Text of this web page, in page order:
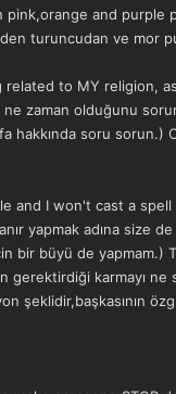
and purple
turuncudan ve mor
to MY religion,
ne zaman olduğunu
hakkında soru sorun.)
and I won't cast a
yapmak adına
bir büyü de
gerektirdiği karmayı
şeklidir,başkasının